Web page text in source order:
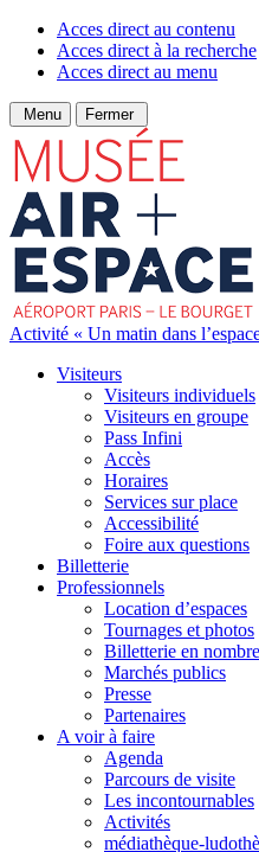
Acces direct au contenu
Acces direct à la recherche
Acces direct au menu
Menu Fermer
Activité « Un matin dans
Visiteurs
Visiteurs individuels
Visiteurs en groupe
Pass Infini
Accès
Horaires
Services sur place
Accessibilité
Foire aux questions
Billetterie
Professionnels
Location d’espaces
Tournages et photos
Billetterie en nombre
Marchés publics
Presse
Partenaires
A voir à faire
Agenda
Parcours de visite
Les incontournables
Activités
médiathèque-